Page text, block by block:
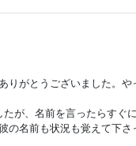
りがとうございました。や
が、名前を言ったらすぐ
の名前も状況も覚えて下